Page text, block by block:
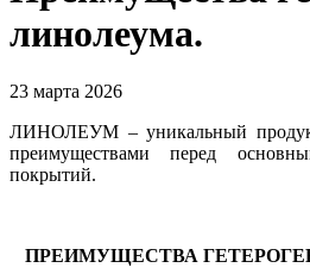
линолеума.
23 марта 2026
ЛИНОЛЕУМ – уникальный
преимуществами перед
покрытий.
ПРЕИМУЩЕСТВА